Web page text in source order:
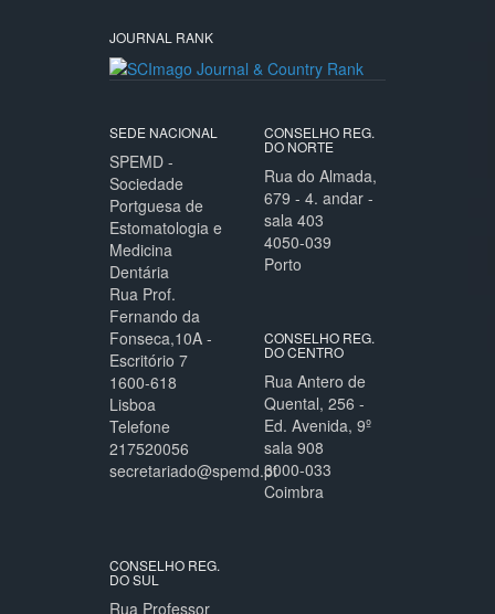
JOURNAL RANK
SEDE NACIONAL
SPEMD -
Sociedade
Portguesa de
Estomatologia e
Medicina
Dentária
Rua Prof.
Fernando da
Fonseca,10A -
Escritório 7
1600-618
Lisboa
Telefone
217520056
secretariado@spemd.pt
CONSELHO REG.
DO NORTE
Rua do Almada,
679 - 4. andar -
sala 403
4050-039
Porto
CONSELHO REG.
DO CENTRO
Rua Antero de
Quental, 256 -
Ed. Avenida, 9º
sala 908
3000-033
Coimbra
CONSELHO REG.
DO SUL
Rua Professor